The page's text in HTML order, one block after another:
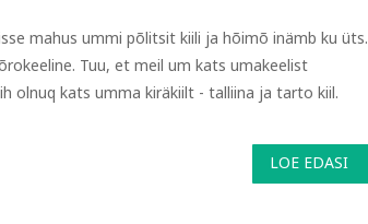
mahus ummi põlitsit kiili ja hõimõ inämb ku üts.
Tuu, et meil um kats umakeelist
olnuq kats umma kiräkiilt - talliina ja tarto kiil.
LOE EDASI